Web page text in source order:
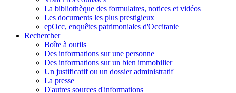
La bibliothèque des formulaires, notices et vidéos
Les documents les plus prestigieux
epOcc, enquêtes patrimoniales d'Occitanie
Rechercher
Boîte à outils
Des informations sur une personne
Des informations sur un bien immobilier
Un justificatif ou un dossier administratif
La presse
D'autres sources d'informations